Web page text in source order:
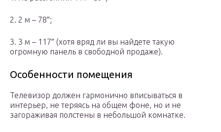
2. 2 м – 78″;
3. 3 м – 117″ (хотя вряд ли вы найдете такую
огромную панель в свободной продаже).
Особенности помещения
Телевизор должен гармонично вписываться в
интерьер, не теряясь на общем фоне, но и не
загораживая полстены в небольшой комнатке.